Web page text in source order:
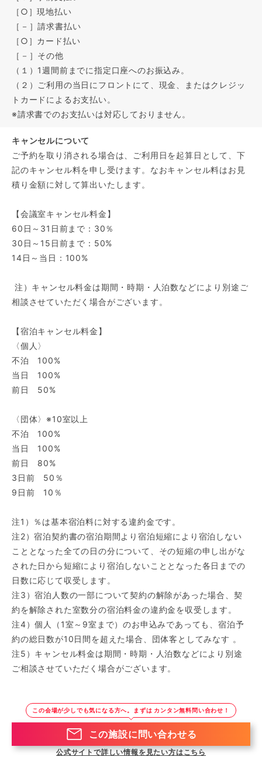
［○］現地払い
［－］請求書払い
［○］カード払い
［－］その他
（１）1週間前までに指定口座へのお振込み。
（２）ご利用の当日にフロントにて、現金、またはクレジッ
トカードによるお支払い。
※請求書でのお支払いは対応しておりません。
キャンセルについて
ご予約を取り消される場合は、ご利用日を起算日として、下
記のキャンセル料を申し受けます。なおキャンセル料はお見
積り金額に対して算出いたします。
【会議室キャンセル料金】
60日～31日前まで：30％
30日～15日前まで：50%
14日～当日：100%
注）キャンセル料金は期間・時期・人泊数などにより別途ご
相談させていただく場合がございます。
【宿泊キャンセル料金】
〈個人〉
不泊 100%
当日 100%
前日 50%
〈団体〉※10室以上
不泊 100%
当日 100%
前日 80%
3日前 50％
9日前 10％
注1）％は基本宿泊料に対する違約金です。
注2）宿泊契約書の宿泊期間より宿泊短縮により宿泊しない
こととなった全ての日の分について、その短縮の申し出がな
された日から短縮により宿泊しないこととなった各日までの
日数に応じて収受します。
注3）宿泊人数の一部について契約の解除があった場合、契
約を解除された室数分の宿泊料金の違約金を収受します。
注4）個人（1室～9室まで）のお申込みであっても、宿泊予
約の総日数が10日間を超えた場合、団体客としてみなす 。
注5）キャンセル料金は期間・時期・人泊数などにより別途
ご相談させていただく場合がございます。
この会場が少しでも気になる方へ。まずは カンタン無料問い合わせ！
この施設に問い合わせる
公式サイトで詳しい情報を見たい方はこちら